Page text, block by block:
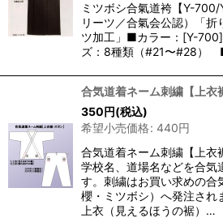
ミツボシ合氣道袴【Y-
リーツ／合氣会公認）「折
ツ加工」■カラー：[Y-
ズ：8種類（#21〜#28
合気道着ネーム刺繍【上衣
350円(税込)
希望小売価格: 440円
合気道着ネーム刺繍【上衣
学校名、道場名などを合気
す。刺繍はお買い求めの合
櫻・ミツボシ）へ発注さ
上衣（見えるほうの裾）…